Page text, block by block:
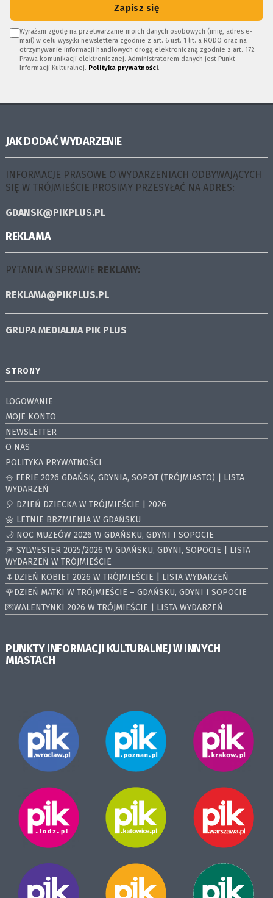
Zapisz się
Wyrażam zgodę na przetwarzanie moich danych osobowych (imię, adres e-
mail) w celu wysyłki newslettera zgodnie z art. 6 ust. 1 lit. a RODO oraz na
otrzymywanie informacji handlowych drogą elektroniczną zgodnie z art. 172
Prawa komunikacji elektronicznej. Administratorem danych jest Punkt
Informacji Kulturalnej. Polityka prywatności.
JAK DODAĆ WYDARZENIE
INFORMACJE PRASOWE O WYDARZENIACH ODBYWAJĄCYCH
SIĘ W TRÓJMIEŚCIE PROSIMY PRZESYŁAĆ NA ADRES:
GDANSK@PIKPLUS.PL
REKLAMA
PYTANIA W SPRAWIE REKLAMY:
REKLAMA@PIKPLUS.PL
GRUPA MEDIALNA PIK PLUS
STRONY
LOGOWANIE
MOJE KONTO
NEWSLETTER
O NAS
POLITYKA PRYWATNOŚCI
⛄️ FERIE 2026 GDAŃSK, GDYNIA, SOPOT (TRÓJMIASTO) | LISTA
WYDARZEŃ
🎈 DZIEŃ DZIECKA W TRÓJMIEŚCIE | 2026
🌼 LETNIE BRZMIENIA W GDAŃSKU
🌙 NOC MUZEÓW 2026 W GDAŃSKU, GDYNI I SOPOCIE
🎆 SYLWESTER 2025/2026 W GDAŃSKU, GDYNI, SOPOCIE | LISTA
WYDARZEŃ W TRÓJMIEŚCIE
🌷DZIEŃ KOBIET 2026 W TRÓJMIEŚCIE | LISTA WYDARZEŃ
🌹DZIEŃ MATKI W TRÓJMIEŚCIE – GDAŃSKU, GDYNI I SOPOCIE
💌WALENTYNKI 2026 W TRÓJMIEŚCIE | LISTA WYDARZEŃ
PUNKTY INFORMACJI KULTURALNEJ W INNYCH
MIASTACH